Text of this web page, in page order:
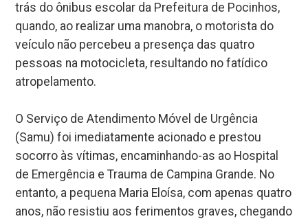
trás do ônibus escolar da Prefeitura de Pocinhos,
quando, ao realizar uma manobra, o motorista do
veículo não percebeu a presença das quatro
pessoas na motocicleta, resultando no fatídico
atropelamento.
O Serviço de Atendimento Móvel de Urgência
(Samu) foi imediatamente acionado e prestou
socorro às vítimas, encaminhando-as ao Hospital
de Emergência e Trauma de Campina Grande. No
entanto, a pequena Maria Eloísa, com apenas quatro
anos, não resistiu aos ferimentos graves, chegando